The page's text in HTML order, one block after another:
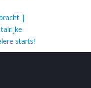
|
starts!